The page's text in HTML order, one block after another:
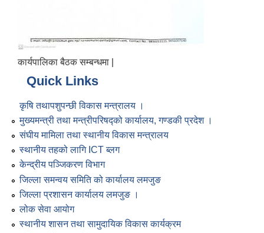
कार्यपालिका बैठक सम्बन्धमा |
Quick Links
कृषि तथापशुपन्छी विकास मन्त्रालय ।
मुख्यमन्त्री तथा मन्त्रीपरिषद्को कार्यालय, गण्डकी प्रदेश ।
संघीय मामिला तथा स्थानीय विकास मन्त्रालय
स्थानीय तहको लागि ICT ब्लग
केन्द्रीय पञ्जिकरण विभाग
जिल्ला समन्वय समिति को कार्यालय लमजुङ
जिल्ला प्रशासन कार्यालय लमजुङ ।
लोक सेवा आयोग
स्थानीय शासन तथा सामुदायिक विकास कार्यक्रम